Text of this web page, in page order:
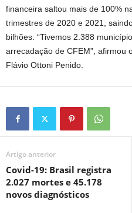
financeira saltou mais de 100%
trimestres de 2020 e 2021,
bilhões. “Tivemos 2.388
arrecadação de CFEM”, afirmou
Flávio Ottoni Penido.
Artigo anterior
Covid-19: Brasil registra
2.027 mortes e 45.178
novos diagnósticos